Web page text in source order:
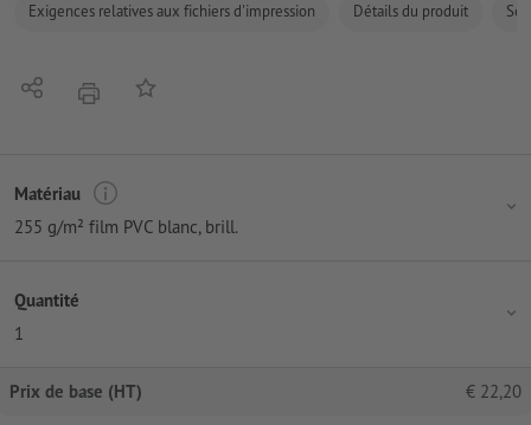
Exigences relatives aux fichiers d'impression Détails du produit
PartagerimprimerAjouter à liste d'article
Matériau
255 g/m² film PVC blanc, brill.
Quantité
1
Prix de base (HT) € 22,20